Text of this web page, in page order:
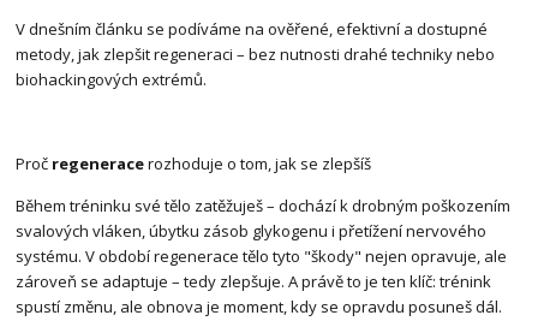
V dnešním článku se podíváme na ověřené, efektivní a dostupné
metody, jak zlepšit regeneraci – bez nutnosti drahé techniky nebo
biohackingových extrémů.
Proč regeneracerozhoduje o tom, jak se zlepšíš
Během tréninku své tělo zatěžuješ – dochází k drobným poškozením
svalových vláken, úbytku zásob glykogenu i přetížení nervového
systému. V období regenerace tělo tyto "škody" nejen opravuje, ale
zároveň se adaptuje – tedy zlepšuje. A právě to je ten klíč: trénink
spustí změnu, ale obnova je moment, kdy se opravdu posuneš dál.